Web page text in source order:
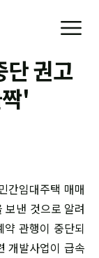
단 권고
'
간임대주택 매매
낸 것으로 알려
관행이 중단되
개발사업이 급속